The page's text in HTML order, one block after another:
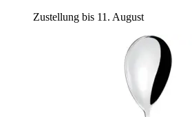
Zustellung bis 11. August